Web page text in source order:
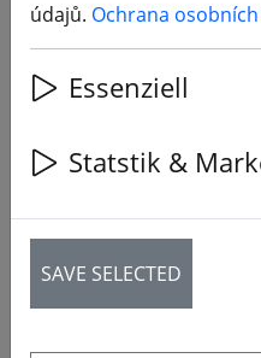
‹
10% DISCOUNT
údajů. Ochrana
Essenziell
Statstik &
SAVE SELECTED